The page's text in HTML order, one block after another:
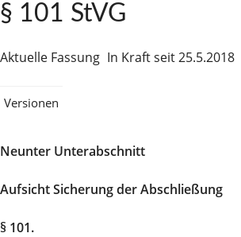
§ 101 StVG
Aktuelle Fassung In Kraft seit 25.5.2018
Versionen
Neunter Unterabschnitt
Aufsicht Sicherung der Abschließung
§ 101.